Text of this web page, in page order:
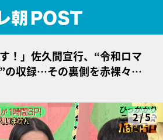
！」佐久間宣行、“令和ロマ
の収録…その裏側を赤裸々ト
2/5